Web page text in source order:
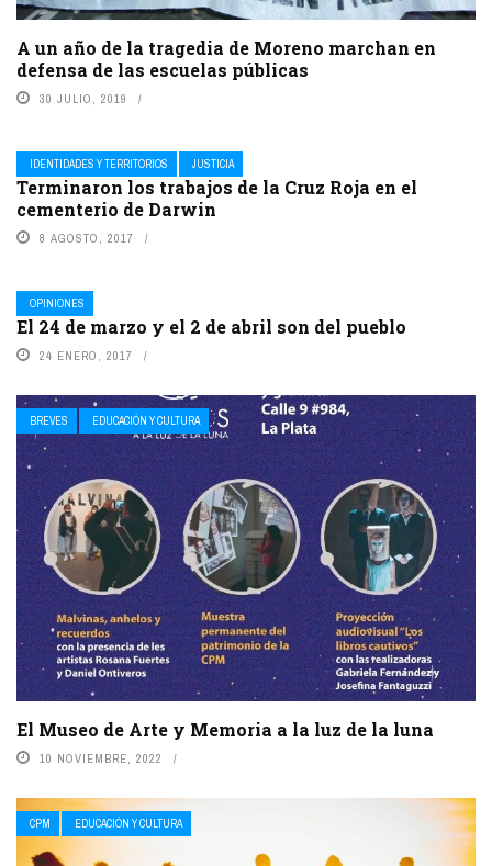
A un año de la tragedia de Moreno marchan en
defensa de las escuelas públicas
30 JULIO, 2019
IDENTIDADES Y TERRITORIOS JUSTICIA
Terminaron los trabajos de la Cruz Roja en el
cementerio de Darwin
8 AGOSTO, 2017
OPINIONES
El 24 de marzo y el 2 de abril son del pueblo
24 ENERO, 2017
BREVES EDUCACIÓN Y CULTURA
El Museo de Arte y Memoria a la luz de la luna
10 NOVIEMBRE, 2022
CPM EDUCACIÓN Y CULTURA